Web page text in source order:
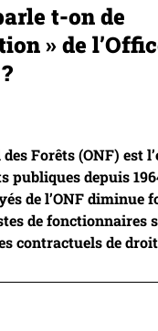
t-on de
» de
Forêts (ONF) est
publiques depuis
de l’ONF diminue
de fonctionnaires
contractuels de